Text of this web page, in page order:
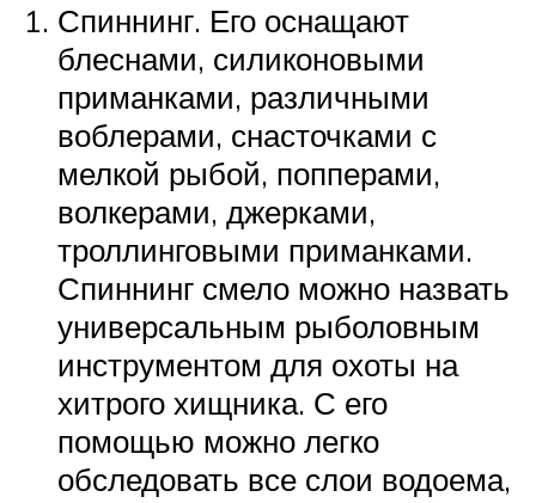
Спиннинг. Его оснащают
блеснами, силиконовыми
приманками, различными
воблерами, снасточками с
мелкой рыбой, попперами,
волкерами, джерками,
троллинговыми приманками.
Спиннинг смело можно назвать
универсальным рыболовным
инструментом для охоты на
хитрого хищника. С его
помощью можно легко
обследовать все слои водоема,